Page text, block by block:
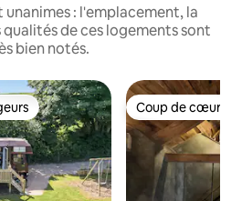
unanimes : l'emplacement, la
de ces logements sont
bien notés.
parmi les plus aimésCoup de cœur
Coup de cœur